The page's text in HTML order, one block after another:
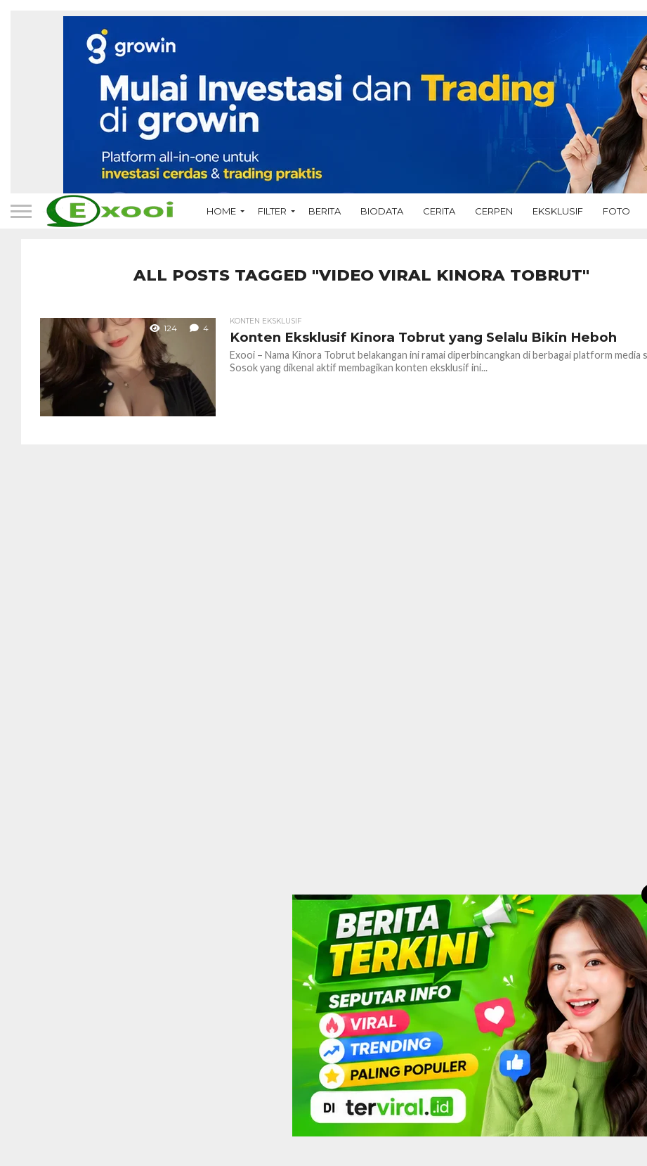
HOME FILTER BERITA BIODATA CERITA CERPEN EKSKLUSIF FOTO
ALL POSTS TAGGED "VIDEO VIRAL KINORA TOBRUT"
124 4
KONTEN EKSKLUSIF
Konten Eksklusif Kinora Tobrut yang Selalu Bikin Heboh
Exooi – Nama Kinora Tobrut belakangan ini ramai diperbincangkan di berbagai platform media
Sosok yang dikenal aktif membagikan konten eksklusif ini...